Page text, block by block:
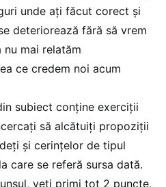
unde ați făcut corect și
deteriorează fără să vrem
nu mai relatăm
ce credem noi acum
subiect conține exerciții
să alcătuiți propoziții
și cerințelor de tipul
care se referă sursa dată.
veți primi tot 2 puncte,